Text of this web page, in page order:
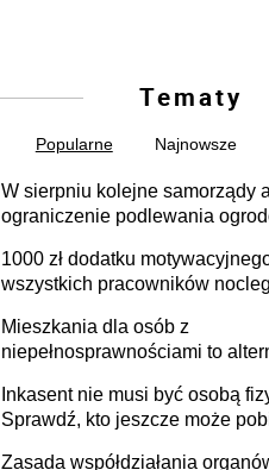
Tematy
Popularne Najnowsze
W sierpniu kolejne samorządy
ograniczenie podlewania
może objąć cały kraj
1000 zł dodatku
wszystkich pracowników
Mieszkania dla osób z
niepełnosprawnościami to
samodzielnie lub z rodziną
Inkasent nie musi być osobą
Sprawdź, kto jeszcze może
Zasada współdziałania